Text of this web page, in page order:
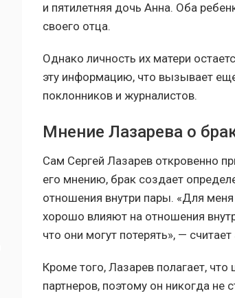
и пятилетняя дочь Анна. Оба
своего отца.
Однако личность их матери
эту информацию, что вызывает
поклонников и журналистов.
Мнение Лазарева о
Сам Сергей Лазарев откровенно
его мнению, брак создает
отношения внутри пары. «Для
хорошо влияют на отношения
что они могут потерять», — считает
Кроме того, Лазарев полагает,
партнеров, поэтому он никогда не